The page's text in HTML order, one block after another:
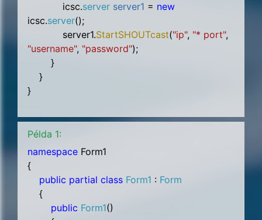
icsc.server server1 = new
icsc.server();
server1.StartSHOUTcast("ip", "* port",
"username", "password");
}
}
}
Példa 1:
namespace Form1
{
public partial class Form1 : Form
{
public Form1()